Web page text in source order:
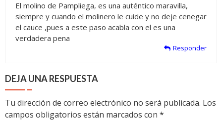
El molino de Pampliega, es una auténtico maravilla,
siempre y cuando el molinero le cuide y no deje cenegar
el cauce ,pues a este paso acabla con el es una
verdadera pena
Responder
DEJA UNA RESPUESTA
Tu dirección de correo electrónico no será publicada. Los
campos obligatorios están marcados con *